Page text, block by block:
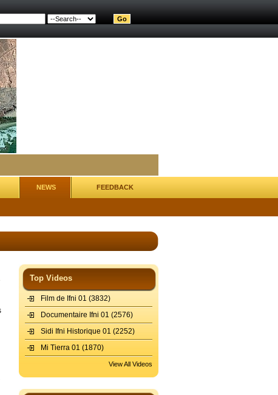
NEWS FEEDBACK
Top Videos
Film de Ifni 01 (3832)
Documentaire Ifni 01 (2576)
Sidi Ifni Historique 01 (2252)
Mi Tierra 01 (1870)
View All Videos